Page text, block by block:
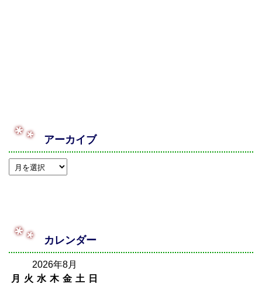
アーカイブ
カレンダー
2026年8月
月
火 水 木 金 土 日